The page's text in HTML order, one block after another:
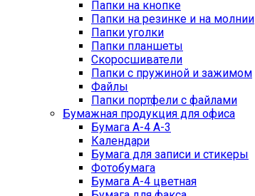
Папки на кнопке
Папки на резинке и на молнии
Папки уголки
Папки планшеты
Скоросшиватели
Папки с пружиной и зажимом
Файлы
Папки портфели с файлами
Бумажная продукция для офиса
Бумага А-4 А-3
Календари
Бумага для записи и стикеры
Фотобумага
Бумага А-4 цветная